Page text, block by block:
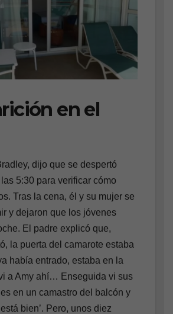
en el
dijo que se despertó
5:30 para verificar cómo
Tras la cena, él y su mujer se
y dejaron que los jóvenes
El padre explicó que,
la puerta del camarote estaba
había entrado, estaba en la
a Amy ahí… Enseguida vi sus
en un camastro del balcón y
bien’. Pero, unos diez